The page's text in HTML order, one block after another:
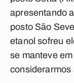
apresentando
posto São
etanol sofreu
se manteve
considerarmos